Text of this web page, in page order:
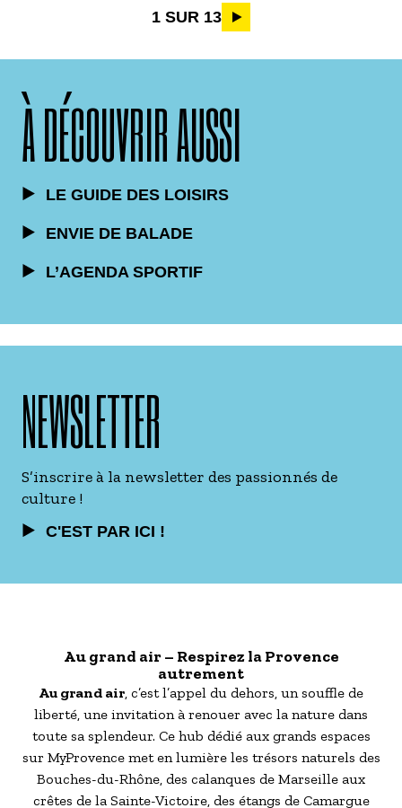
Pagination
1 SUR 13
À DÉCOUVRIR AUSSI
LE GUIDE DES LOISIRS
ENVIE DE BALADE
L’AGENDA SPORTIF
NEWSLETTER
S’inscrire à la newsletter des passionnés de
culture !
C'EST PAR ICI !
Au grand air – Respirez la Provence
autrement
Au grand air, c’est l’appel du dehors, un souffle de
liberté, une invitation à renouer avec la nature dans
toute sa splendeur. Ce hub dédié aux grands espaces
sur MyProvence met en lumière les trésors naturels des
Bouches-du-Rhône, des calanques de Marseille aux
crêtes de la Sainte-Victoire, des étangs de Camargue